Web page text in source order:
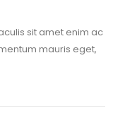
sit amet enim ac
mauris eget,